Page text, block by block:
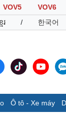
VOV5 VOV6
ែរ / 한국어
Ô tô - Xe máy